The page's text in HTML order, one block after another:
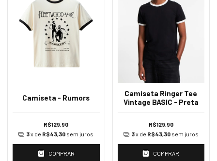
Camiseta - Rumors
R$129,90
3x de R$43,30 sem juros
COMPRAR
Camiseta Ringer Tee
Vintage BASIC - Preta
R$129,90
3x de R$43,30 sem juros
COMPRAR